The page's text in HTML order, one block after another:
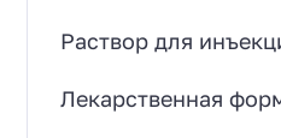
Раствор для
Лекарственная